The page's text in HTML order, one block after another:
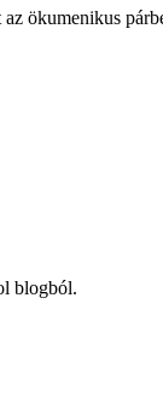
ökumenikus
blogból.